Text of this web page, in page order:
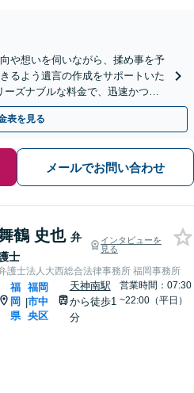
や想いを伺いながら、揉め事を予
るよう遺言の作成をサポートいた
ズナブルな料金で、迅速かつス
させて頂きます。
表を見る
メールでお問い合わせ
鶴 史也 弁
士
インタビューを
見る
護士法人大西総合法律事務所 福岡事務所
福
岡
県
|
福岡
市中
央区
天神南駅
から徒歩1
分
営業時間：07:30
~22:00（平日）